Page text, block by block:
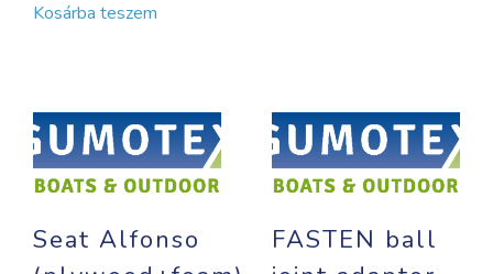
Kosárba teszem
Seat Alfonso
FASTEN ball